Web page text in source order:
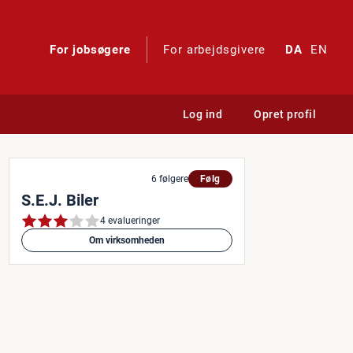
For jobsøgere For arbejdsgivere DA EN
Log ind Opret profil
S.E.J. Biler6 følgere Følg
S.E.J. Biler
4 evalueringer
Om virksomheden